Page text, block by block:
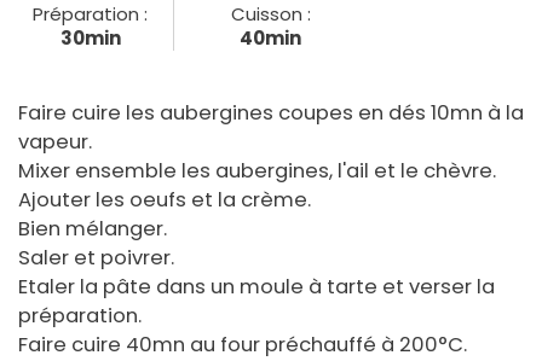
Préparation :
30min
Cuisson :
40min
Faire cuire les aubergines coupes en dés 10mn à la
vapeur.
Mixer ensemble les aubergines, l'ail et le chèvre.
Ajouter les oeufs et la crème.
Bien mélanger.
Saler et poivrer.
Etaler la pâte dans un moule à tarte et verser la
préparation.
Faire cuire 40mn au four préchauffé à 200°C.